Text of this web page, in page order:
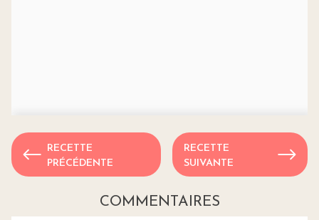
RECETTE
PRÉCÉDENTE
RECETTE
SUIVANTE
COMMENTAIRES